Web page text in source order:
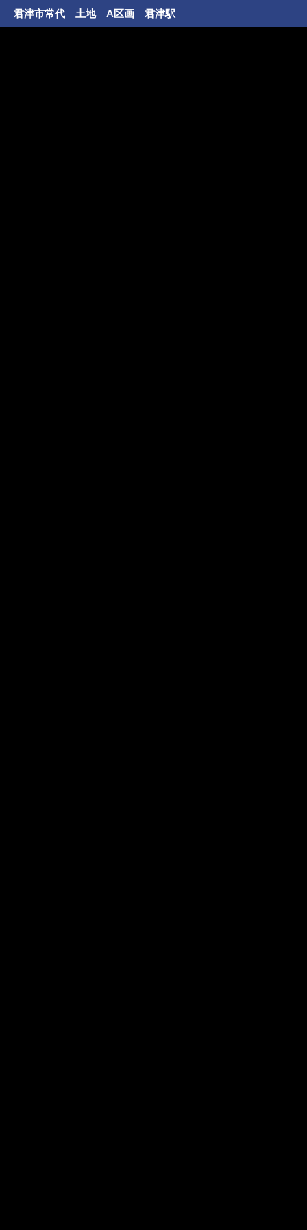
君津市常代 土地 A区画 君津駅